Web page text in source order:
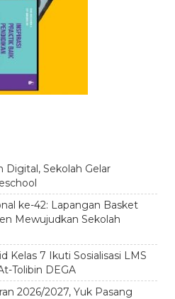
Digital, Sekolah Gelar
ke-42: Lapangan Basket
Mewujudkan Sekolah
Kelas 7 Ikuti Sosialisasi LMS
Tolibin DEGA
2026/2027, Yuk Pasang